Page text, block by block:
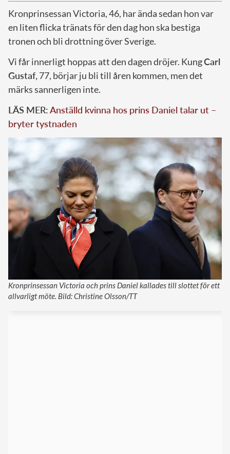
Kronprinsessan Victoria, 46, har ända sedan hon var
en liten flicka tränats för den dag hon ska bestiga
tronen och bli drottning över Sverige.
Vi får innerligt hoppas att den dagen dröjer. KungCarl
Gustaf, 77, börjar ju bli till åren kommen, men det
märks sannerligen inte.
LÄS MER:Anställd kvinna hos prins Daniel talar ut –
bryter tystnaden
Kronprinsessan Victoria och prins Daniel kallades till slottet för ett
allvarligt möte. Bild: Christine Olsson/TT